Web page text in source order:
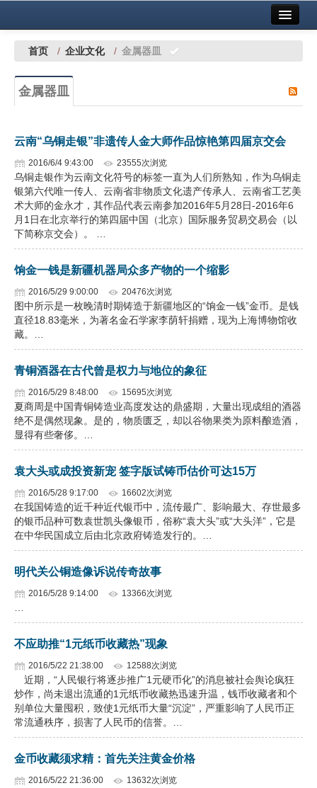
中国有色金属报社主办 广告服务
铜镍铅锌
稀有稀土
有色市场
科技
镁钛
地矿 建设
党建工作
企业文化
《资源再生》杂志
行情报价
数字报
首页 / 企业文化 / 金属器皿
金属器皿
云南“乌铜走银”非遗传人金大师作品惊艳第四届京交会
2016/6/4 9:43:00 23555次浏览
乌铜走银作为云南文化符号的标签一直为人们所熟知，作为乌铜走
银第六代唯一传人、云南省非物质文化遗产传承人、云南省工艺美
术大师的金永才，其作品代表云南参加2016年5月28日-2016年6
月1日在北京举行的第四届中国（北京）国际服务贸易交易会（以
下简称京交会）。 …
饷金一钱是新疆机器局众多产物的一个缩影
2016/5/29 9:00:00 20476次浏览
图中所示是一枚晚清时期铸造于新疆地区的“饷金一钱”金币。是钱
直径18.83毫米，为著名金石学家李荫轩捐赠，现为上海博物馆收
藏。…
青铜酒器在古代曾是权力与地位的象征
2016/5/29 8:48:00 15695次浏览
夏商周是中国青铜铸造业高度发达的鼎盛期，大量出现成组的酒器
绝不是偶然现象。是的，物质匮乏，却以谷物果类为原料酿造酒，
显得有些奢侈。…
袁大头或成投资新宠 签字版试铸币估价可达15万
2016/5/28 9:17:00 16602次浏览
在我国铸造的近千种近代银币中，流传最广、影响最大、存世最多
的银币品种可数袁世凯头像银币，俗称“袁大头”或“大头洋”，它是
在中华民国成立后由北京政府铸造发行的。…
明代关公铜造像诉说传奇故事
2016/5/28 9:14:00 13366次浏览
不应助推“1元纸币收藏热”现象
2016/5/22 21:38:00 12588次浏览
近期，“人民银行将逐步推广1元硬币化”的消息被社会舆论疯狂
炒作，尚未退出流通的1元纸币收藏热迅速升温，钱币收藏者和个
别单位大量囤积，致使1元纸币大量“沉淀”，严重影响了人民币正
常流通秩序，损害了人民币的信誉。…
金币收藏须求精：首先关注黄金价格
2016/5/22 21:36:00 13632次浏览